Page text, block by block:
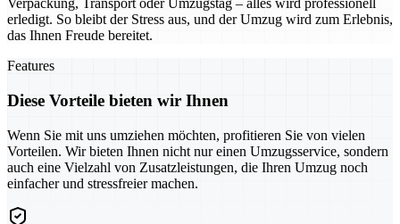
Verpackung, Transport oder Umzugstag – alles wird professionell
erledigt. So bleibt der Stress aus, und der Umzug wird zum Erlebnis,
das Ihnen Freude bereitet.
Features
Diese Vorteile bieten wir Ihnen
Wenn Sie mit uns umziehen möchten, profitieren Sie von vielen
Vorteilen. Wir bieten Ihnen nicht nur einen Umzugsservice, sondern
auch eine Vielzahl von Zusatzleistungen, die Ihren Umzug noch
einfacher und stressfreier machen.